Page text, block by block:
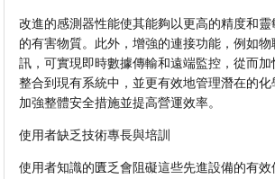
改進的感測器性能使其能夠以更高的精度和
的有害物質。此外，增強的連接功能，例如物
訊，可實現即時數據傳輸和遠端監控，從而
整合到現有系統中，並更有效地管理潛在的
加強整體安全措施並提高營運效率。
使用者缺乏技術專長與培訓
使用者知識的匱乏會阻礙這些先進設備的有